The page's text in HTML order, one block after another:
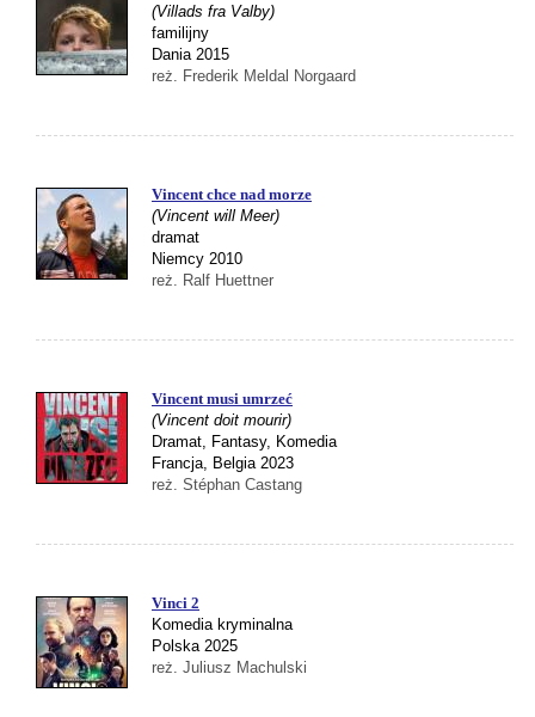
(Villads fra Valby)
familijny
Dania 2015
reż. Frederik Meldal Norgaard
Vincent chce nad morze
(Vincent will Meer)
dramat
Niemcy 2010
reż. Ralf Huettner
Vincent musi umrzeć
(Vincent doit mourir)
Dramat, Fantasy, Komedia
Francja, Belgia 2023
reż. Stéphan Castang
Vinci 2
Komedia kryminalna
Polska 2025
reż. Juliusz Machulski